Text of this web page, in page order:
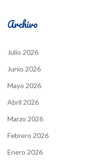
Archivo
Julio 2026
Junio 2026
Mayo 2026
Abril 2026
Marzo 2026
Febrero 2026
Enero 2026